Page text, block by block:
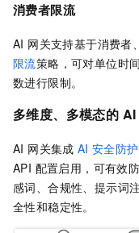
消费者限流
AI 网关支持基于消费者
限流策略，可对单位时
数进行限制。
多维度、多模态的
AI 网关集成 AI 安全防护
API 配置启用，可有效
感词、合规性、提示词
全性和稳定性。